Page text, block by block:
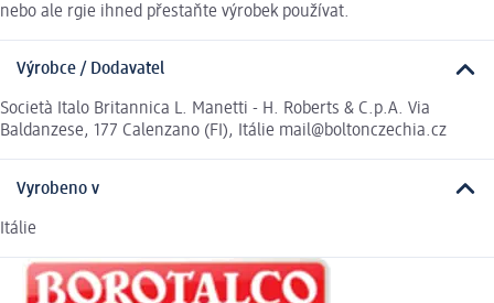
nebo ale rgie ihned přestaňte výrobek používat.
Výrobce / Dodavatel
Società Italo Britannica L. Manetti - H. Roberts & C.p.A. Via
Baldanzese, 177 Calenzano (FI), Itálie mail@boltonczechia.cz
Vyrobeno v
Itálie